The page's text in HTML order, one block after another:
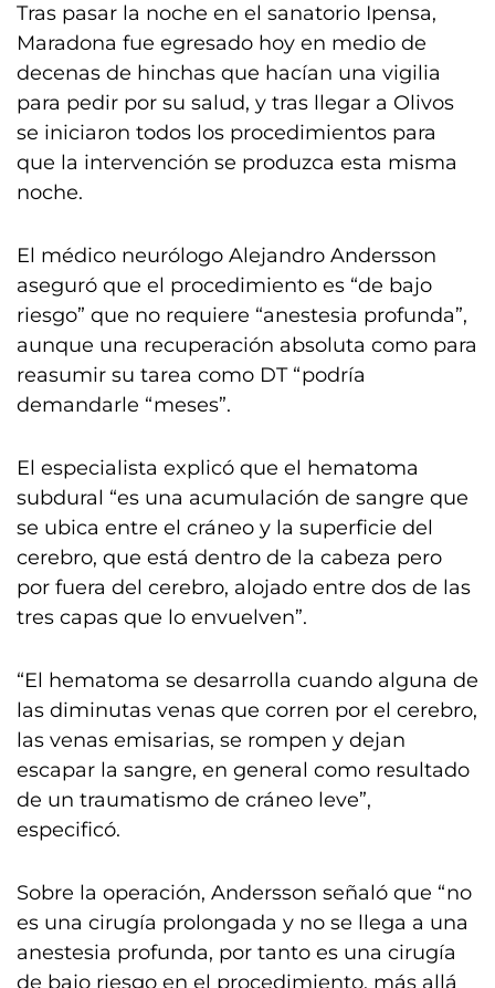
Tras pasar la noche en el sanatorio Ipensa,
Maradona fue egresado hoy en medio de
decenas de hinchas que hacían una vigilia
para pedir por su salud, y tras llegar a Olivos
se iniciaron todos los procedimientos para
que la intervención se produzca esta misma
noche.
El médico neurólogo Alejandro Andersson
aseguró que el procedimiento es “de bajo
riesgo” que no requiere “anestesia profunda”,
aunque una recuperación absoluta como para
reasumir su tarea como DT “podría
demandarle “meses”.
El especialista explicó que el hematoma
subdural “es una acumulación de sangre que
se ubica entre el cráneo y la superficie del
cerebro, que está dentro de la cabeza pero
por fuera del cerebro, alojado entre dos de las
tres capas que lo envuelven”.
“El hematoma se desarrolla cuando alguna de
las diminutas venas que corren por el cerebro,
las venas emisarias, se rompen y dejan
escapar la sangre, en general como resultado
de un traumatismo de cráneo leve”,
especificó.
Sobre la operación, Andersson señaló que “no
es una cirugía prolongada y no se llega a una
anestesia profunda, por tanto es una cirugía
de bajo riesgo en el procedimiento, más allá